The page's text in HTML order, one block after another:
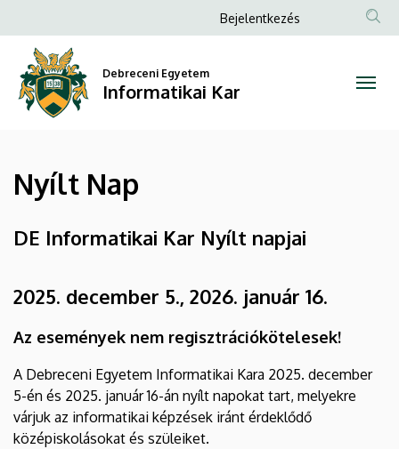
Nap
Informatikai
a
tartalomra
Anonim
menüje
Bejelentkezés
Debreceni Egyetem
Informatikai Kar
Nyílt Nap
DE Informatikai Kar Nyílt napjai
2025. december 5., 2026. január 16.
Az események nem regisztrációkötelesek!
A Debreceni Egyetem Informatikai Kara 2025. december
5-én és 2025. január 16-án nyílt napokat tart, melyekre
várjuk az informatikai képzések iránt érdeklődő
középiskolásokat és szüleiket.